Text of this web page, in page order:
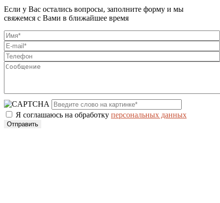
Если у Вас остались вопросы, заполните форму и мы
свяжемся с Вами в ближайшее время
Я соглашаюсь на обработку персональных данных